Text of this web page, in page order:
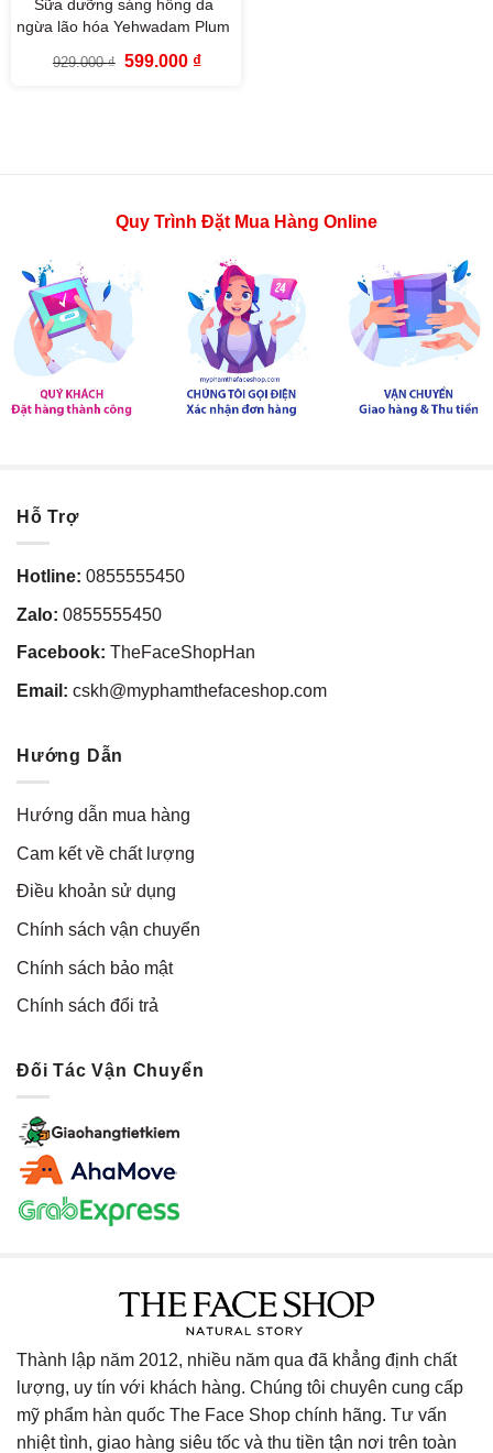
Sữa dưỡng sáng hồng da
ngừa lão hóa Yehwadam Plum
(140ml)
929.000₫ Giá
599.000 ₫Giá
Quy Trình Đặt Mua Hàng Online
Hỗ Trợ
Hotline: 0855555450
Zalo: 0855555450
Facebook: TheFaceShopHan
Email: cskh@myphamthefaceshop.com
Hướng Dẫn
Hướng dẫn mua hàng
Cam kết về chất lượng
Điều khoản sử dụng
Chính sách vận chuyển
Chính sách bảo mật
Chính sách đổi trả
Đối Tác Vận Chuyển
Thành lập năm 2012, nhiều năm qua đã khẳng định chất
lượng, uy tín với khách hàng. Chúng tôi chuyên cung cấp
mỹ phẩm hàn quốc The Face Shop chính hãng. Tư vấn
nhiệt tình, giao hàng siêu tốc và thu tiền tận nơi trên toàn